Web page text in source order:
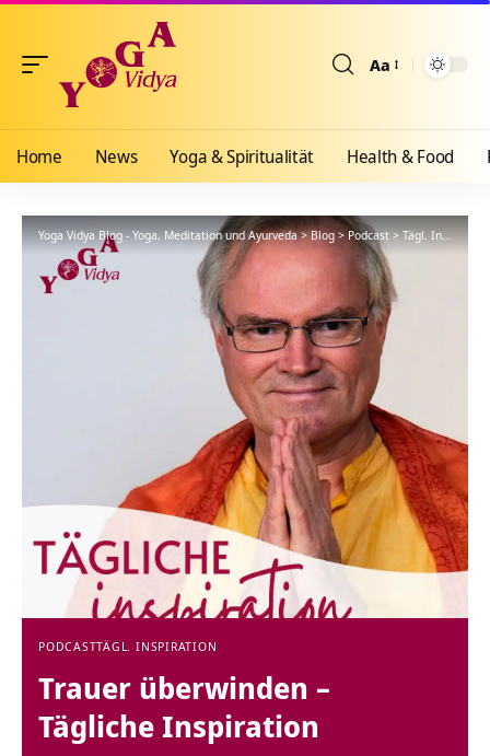
Aa
Home News Yoga & Spiritualität Health & Food
Yoga Vidya Blog - Yoga, Meditation und Ayurveda>Blog>Podcast>Tägl. Inspiration
PODCASTTÄGL. INSPIRATION
Trauer überwinden –
Tägliche Inspiration